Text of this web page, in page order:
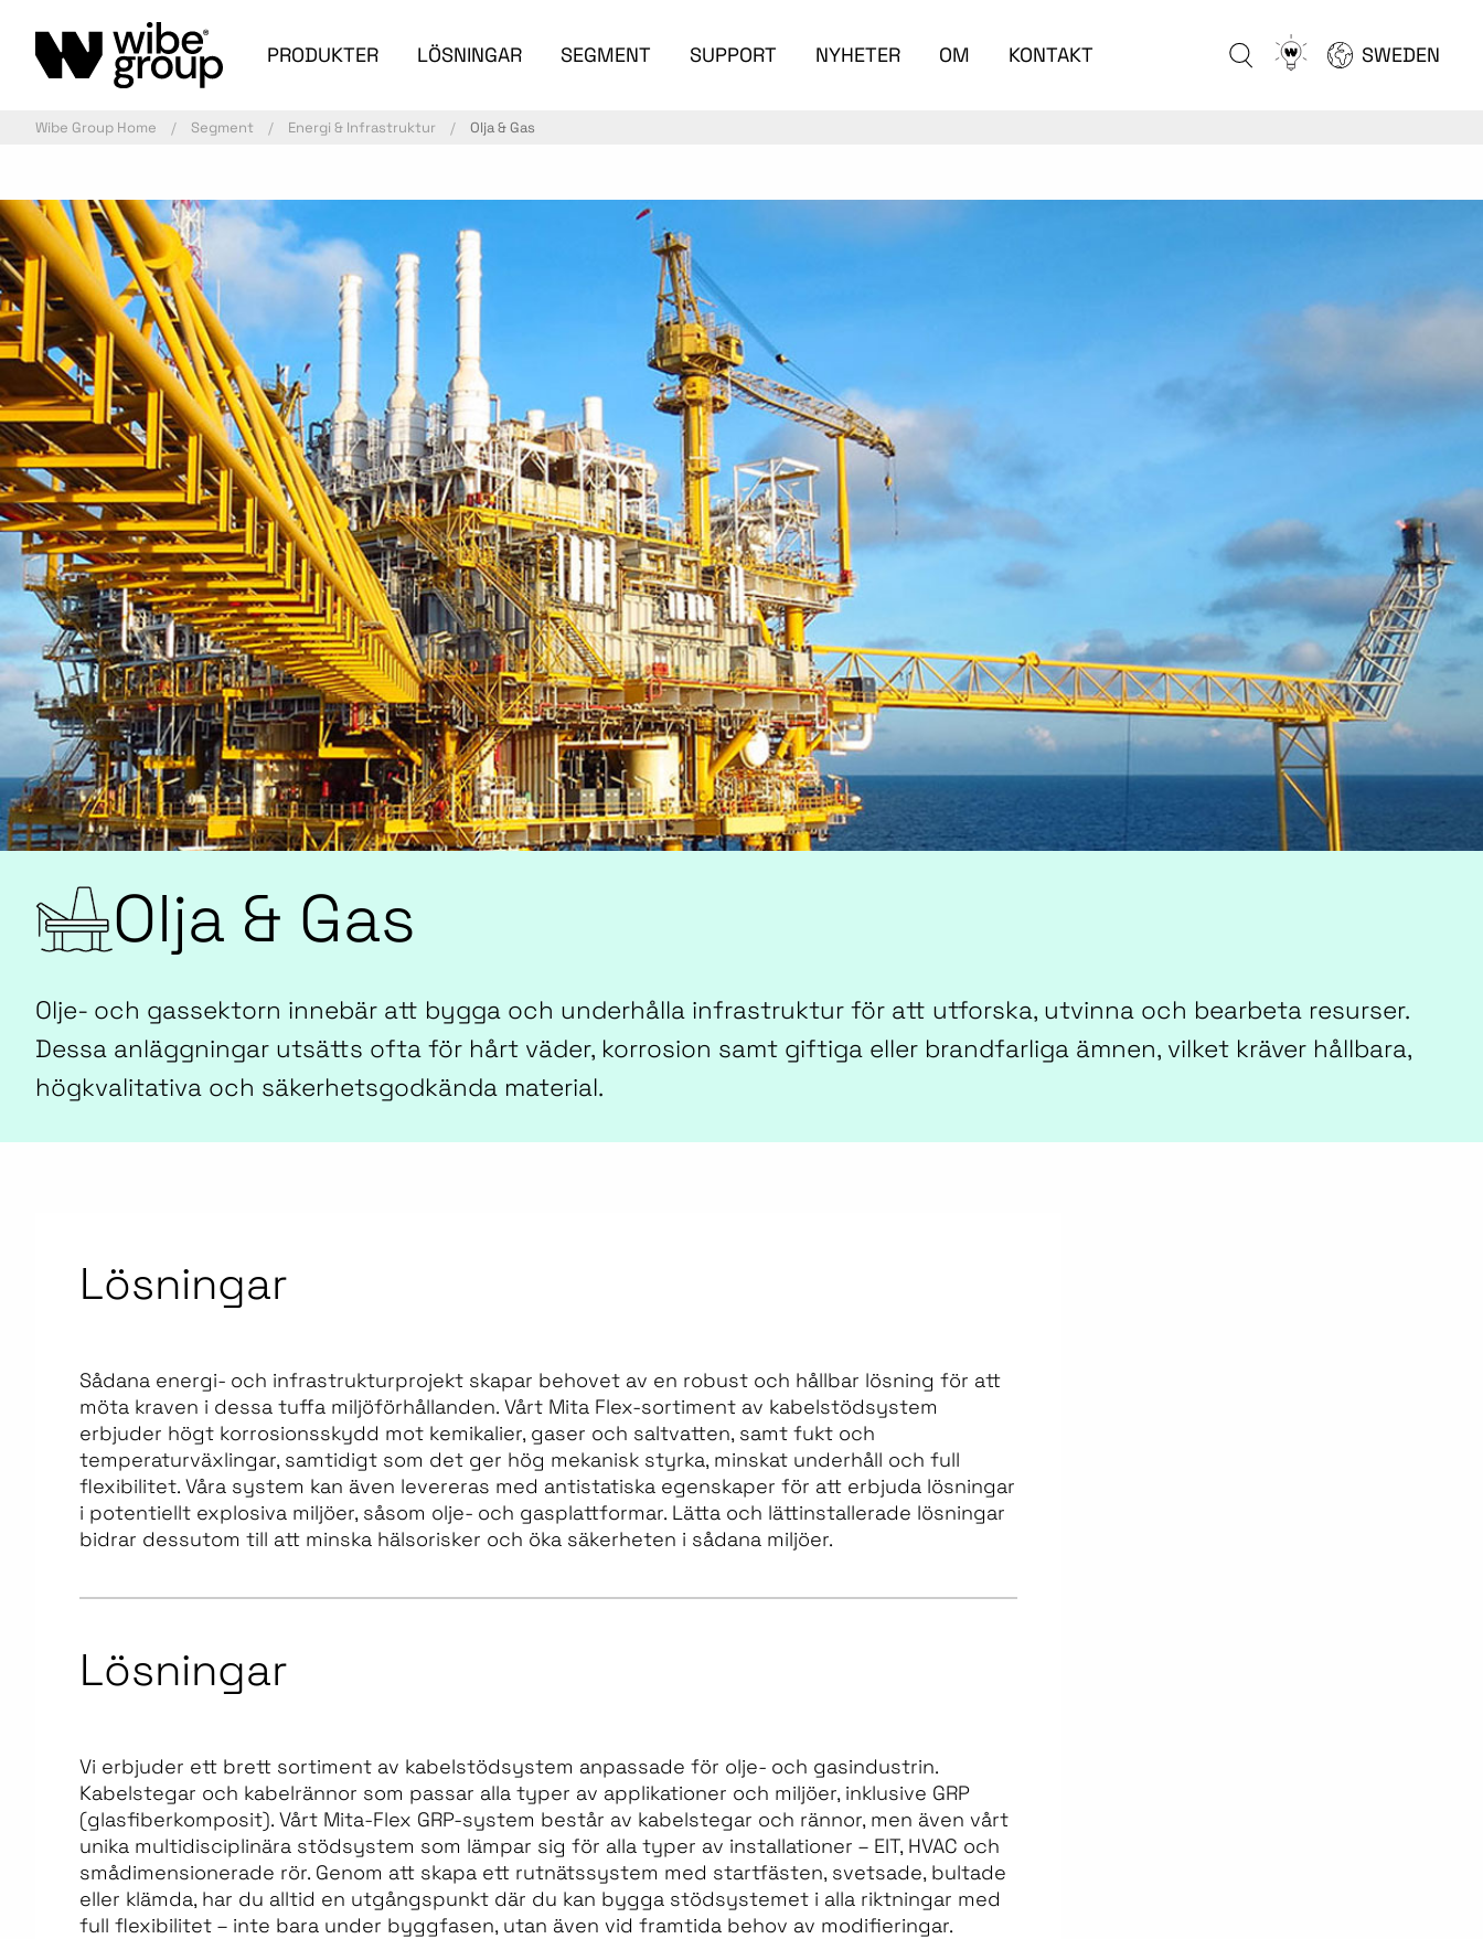
PRODUKTER LÖSNINGAR SEGMENT SUPPORT NYHETER OM KONTAKT
Go
to
SWEDEN
Wibe Group Home Segment Energi & Infrastruktur Olja & Gas
Olja & Gas
Olje- och gassektorn innebär att bygga och underhålla infrastruktur för att utforska, utvinna och bearbeta resurser.
Dessa anläggningar utsätts ofta för hårt väder, korrosion samt giftiga eller brandfarliga ämnen, vilket kräver hållbara,
högkvalitativa och säkerhetsgodkända material.
Lösningar
Sådana energi- och infrastrukturprojekt skapar behovet av en robust och hållbar lösning för att
möta kraven i dessa tuffa miljöförhållanden. Vårt Mita Flex-sortiment av kabelstödsystem
erbjuder högt korrosionsskydd mot kemikalier, gaser och saltvatten, samt fukt och
temperaturväxlingar, samtidigt som det ger hög mekanisk styrka, minskat underhåll och full
flexibilitet. Våra system kan även levereras med antistatiska egenskaper för att erbjuda lösningar
i potentiellt explosiva miljöer, såsom olje- och gasplattformar. Lätta och lättinstallerade lösningar
bidrar dessutom till att minska hälsorisker och öka säkerheten i sådana miljöer.
Lösningar
Vi erbjuder ett brett sortiment av kabelstödsystem anpassade för olje- och gasindustrin.
Kabelstegar och kabelrännor som passar alla typer av applikationer och miljöer, inklusive GRP
(glasfiberkomposit). Vårt Mita-Flex GRP-system består av kabelstegar och rännor, men även vårt
unika multidisciplinära stödsystem som lämpar sig för alla typer av installationer – EIT, HVAC och
smådimensionerade rör. Genom att skapa ett rutnätssystem med startfästen, svetsade, bultade
eller klämda, har du alltid en utgångspunkt där du kan bygga stödsystemet i alla riktningar med
full flexibilitet – inte bara under byggfasen, utan även vid framtida behov av modifieringar.